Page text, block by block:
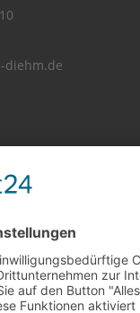
diehm.de